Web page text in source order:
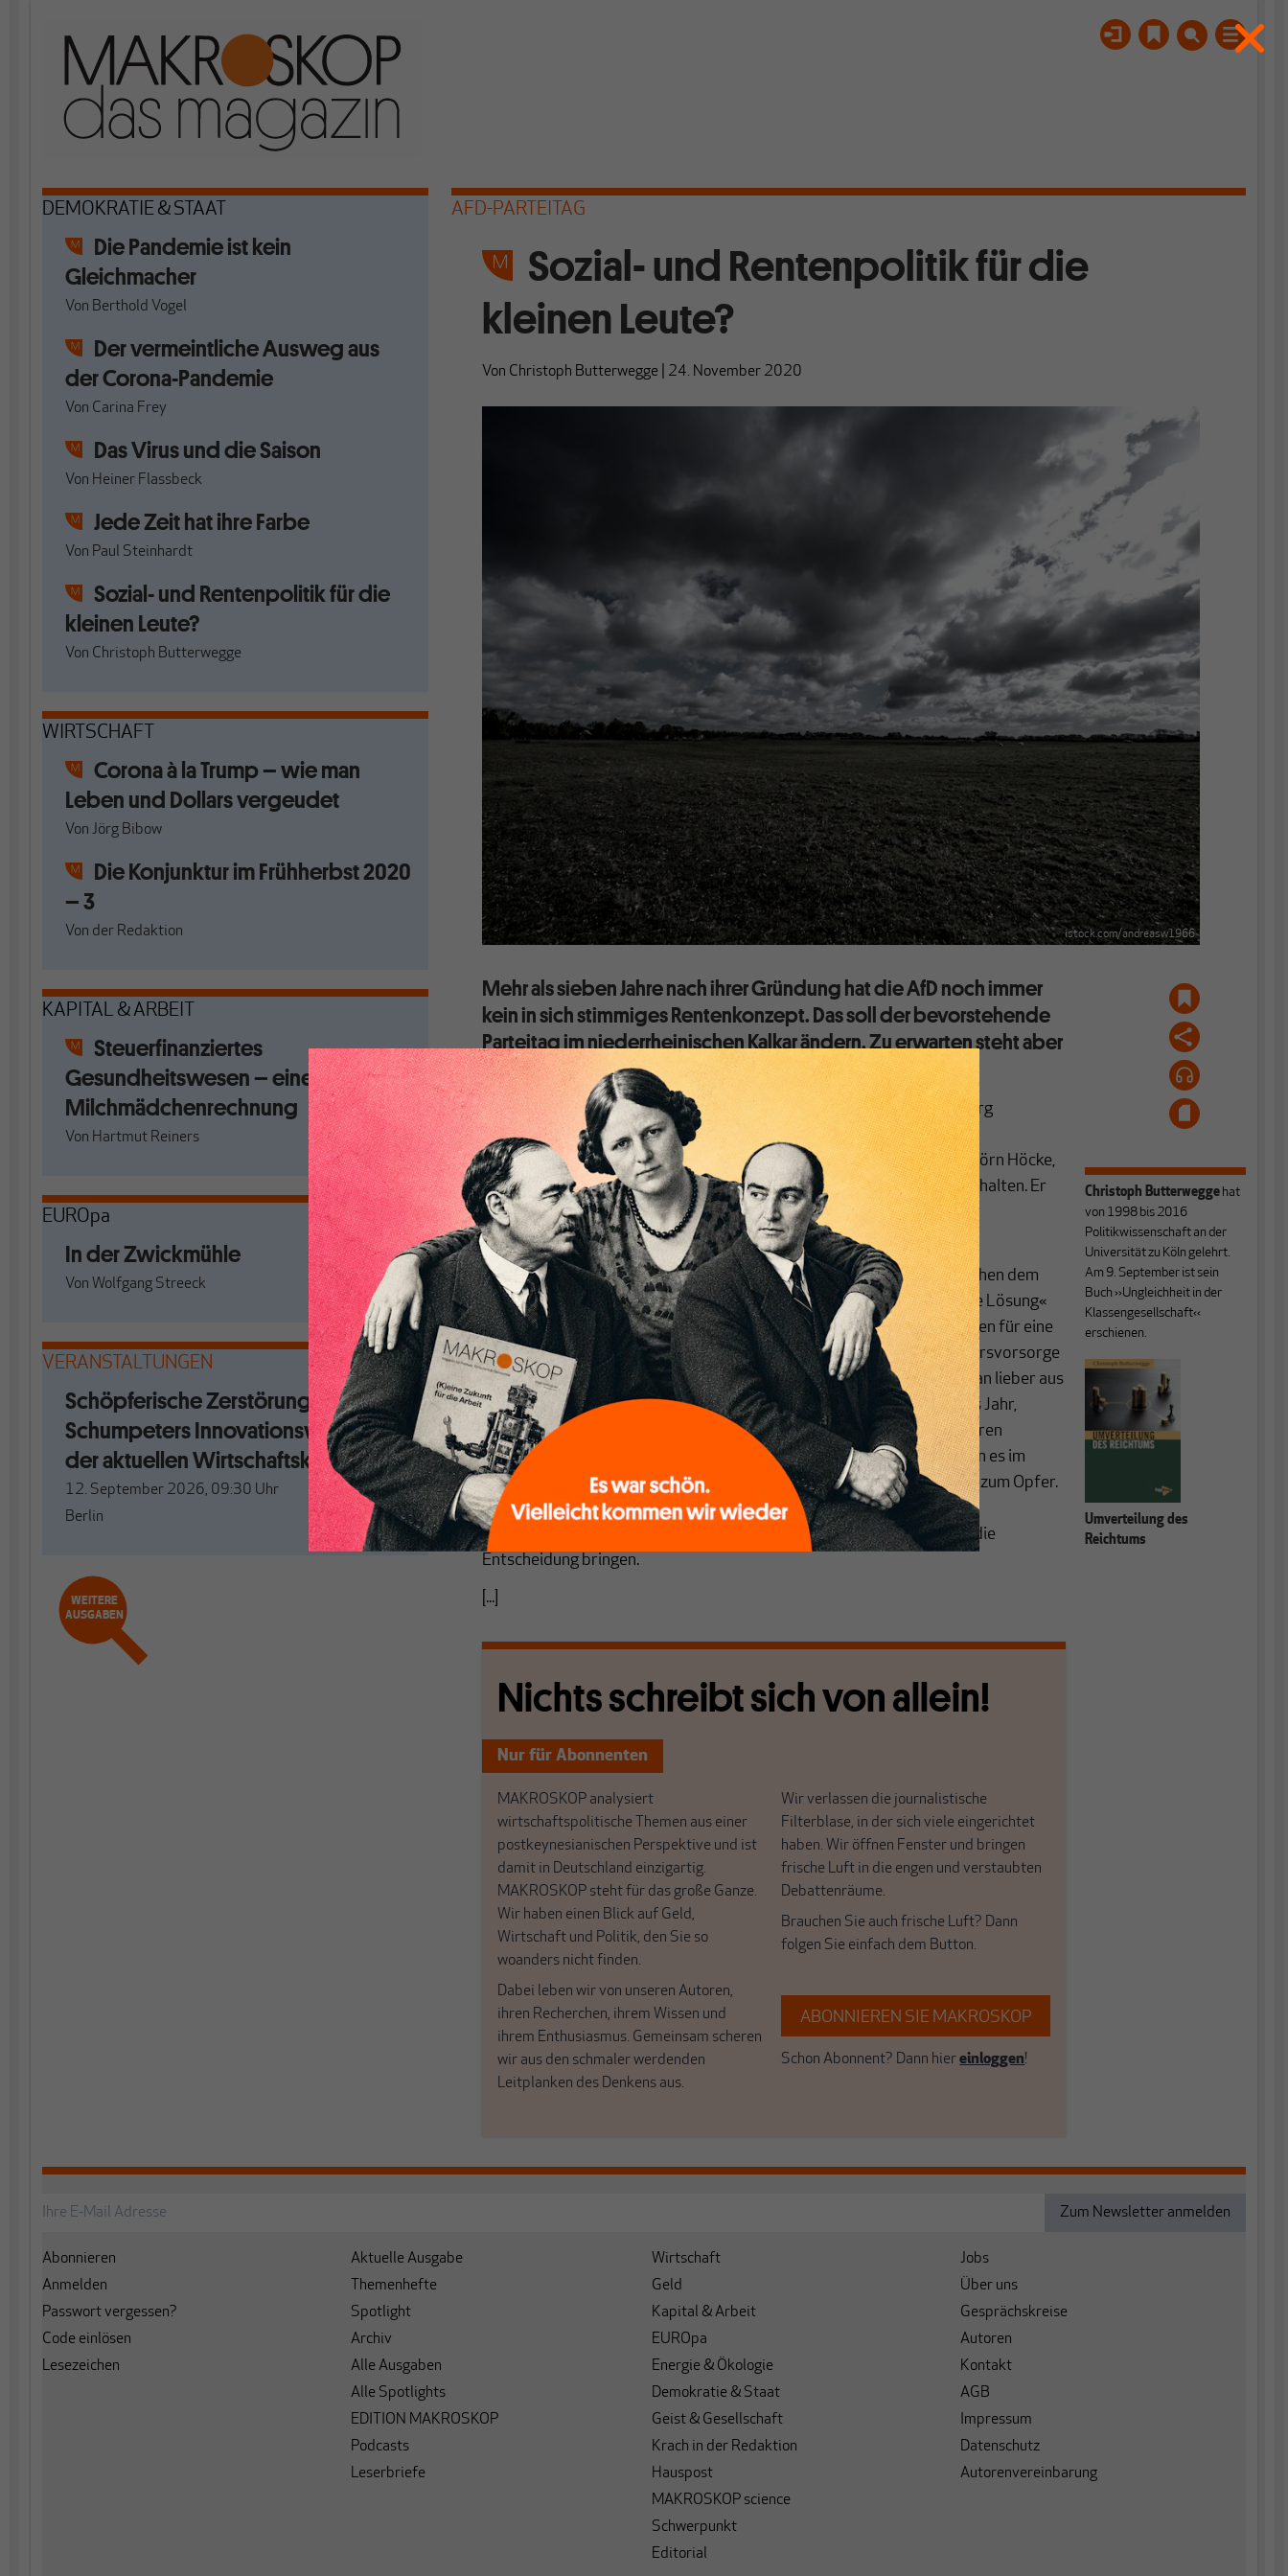
DEMOKRATIE & STAAT
Die Pandemie ist kein
Gleichmacher
Von Berthold Vogel
Der vermeintliche Ausweg aus
der Corona-Pandemie
Von Carina Frey
Das Virus und die Saison
Von Heiner Flassbeck
Jede Zeit hat ihre Farbe
Von Paul Steinhardt
Sozial- und Rentenpolitik für die
kleinen Leute?
Von Christoph Butterwegge
WIRTSCHAFT
Corona à la Trump – wie man
Leben und Dollars vergeudet
Von Jörg Bibow
Die Konjunktur im Frühherbst 2020
– 3
Von der Redaktion
KAPITAL & ARBEIT
Steuerfinanziertes
Gesundheitswesen – eine
Milchmädchenrechnung
Von Hartmut Reiners
EUROpa
In der Zwickmühle
Von Wolfgang Streeck
VERANSTALTUNGEN
Schöpferische Zerstörung. Mit
Schumpeters Innovationswellen aus
der aktuellen Wirtschaftskrise?
12. September 2026, 09:30 Uhr
Berlin
WEITERE
AUSGABEN
AFD-PARTEITAG
Sozial- und Rentenpolitik für die
kleinen Leute?
Von Christoph Butterwegge 24. November 2020
istock.com/andreasw1966
Mehr als sieben Jahre nach ihrer Gründung hat die AfD noch immer
kein in sich stimmiges Rentenkonzept. Das soll der bevorstehende
Parteitag im niederrheinischen Kalkar ändern. Zu erwarten steht aber
ein fauler Kompromiss ohne erkennbare Linie.
Auf dem AfD-Bundesparteitag, der am 30. Juni/1. Juli 2018 in Augsburg
stattfand, unterstützten die Delegierten den Wunsch des völkisch-
nationalistischen Flügels um den thüringischen Landesvorsitzenden Björn Höcke,
im darauffolgenden Jahr einen Sonderparteitag zur Sozialpolitik abzuhalten. Er
sollte das besonders hinsichtlich der Alterssicherung recht vage
Grundsatzprogramm in diesem Bereich konkretisieren.
Da der wirtschaftsliberale Parteiflügel um Bundessprecher Jörg Meuthen dem
Höcke-Flügel vorwarf, in der Rentenpolitik letztlich eine »sozialistische Lösung«
nach dem Vorbild der Bürgerversicherung anzustreben, und stattdessen für eine
Wende zur »kapitalgedeckten«, das heißt finanzmarktabhängigen Altersvorsorge
plädierte, drohte der AfD eine inhaltliche Zerreißprobe. Dieser ging man lieber aus
dem Weg und verschob den geplanten »Sozialparteitag« um ein halbes Jahr,
obwohl sich die ostdeutschen AfD-Gliederungen davon Auftrieb bei ihren
Landtagswahlen im Herbst 2019 versprachen. Der nächste Anlauf, den es im
Frühjahr 2020 in Offenburg geben sollte, fiel der Covid-19-Pandemie zum Opfer.
Nunmehr soll der am 28./29. November im niederrheinischen Kalkar
bevorstehende, trotz des Teil-Lockdowns genehmigte AfD-Parteitag die
Entscheidung bringen.
[...]
Nichts schreibt sich von allein!
Nur für Abonnenten
MAKROSKOP analysiert
wirtschaftspolitische Themen aus einer
postkeynesianischen Perspektive und ist
damit in Deutschland einzigartig.
MAKROSKOP steht für das große Ganze.
Wir haben einen Blick auf Geld,
Wirtschaft und Politik, den Sie so
woanders nicht finden.
Dabei leben wir von unseren Autoren,
ihren Recherchen, ihrem Wissen und
ihrem Enthusiasmus. Gemeinsam scheren
wir aus den schmaler werdenden
Leitplanken des Denkens aus.
Wir verlassen die journalistische
Filterblase, in der sich viele eingerichtet
haben. Wir öffnen Fenster und bringen
frische Luft in die engen und verstaubten
Debattenräume.
Brauchen Sie auch frische Luft? Dann
folgen Sie einfach dem Button.
ABONNIEREN SIE MAKROSKOP
Schon Abonnent? Dann hier einloggen!
Christoph Butterweggehat
von 1998 bis 2016
Politikwissenschaft an der
Universität zu Köln gelehrt.
Am 9. September ist sein
Buch ››Ungleichheit in der
Klassengesellschaft‹‹
erschienen.
Umverteilung des
Reichtums
Abonnieren
Anmelden
Passwort vergessen?
Code einlösen
Lesezeichen
Aktuelle Ausgabe
Themenhefte
Spotlight
Archiv
Alle Ausgaben
Alle Spotlights
EDITION MAKROSKOP
Podcasts
Leserbriefe
Wirtschaft
Geld
Kapital & Arbeit
EUROpa
Energie & Ökologie
Demokratie & Staat
Geist & Gesellschaft
Krach in der Redaktion
Hauspost
MAKROSKOP science
Schwerpunkt
Editorial
Jobs
Über uns
Gesprächskreise
Autoren
Kontakt
AGB
Impressum
Datenschutz
Autorenvereinbarung